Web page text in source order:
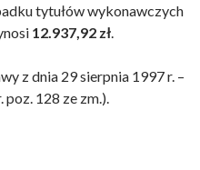
tytułów wykonawczych
12.937,92 zł.
z dnia 29 sierpnia 1997 r. –
poz. 128 ze zm.).